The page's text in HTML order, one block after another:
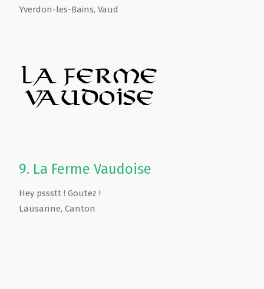
Yverdon-les-Bains, Vaud
9. La Ferme Vaudoise
Hey pssstt ! Goutez !
Lausanne, Canton